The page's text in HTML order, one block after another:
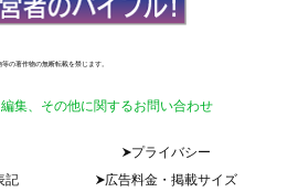
の著作物の無断転載を禁じます。
集、その他に関するお問い合わせ
プライバシー
記
広告料金・掲載サイズ